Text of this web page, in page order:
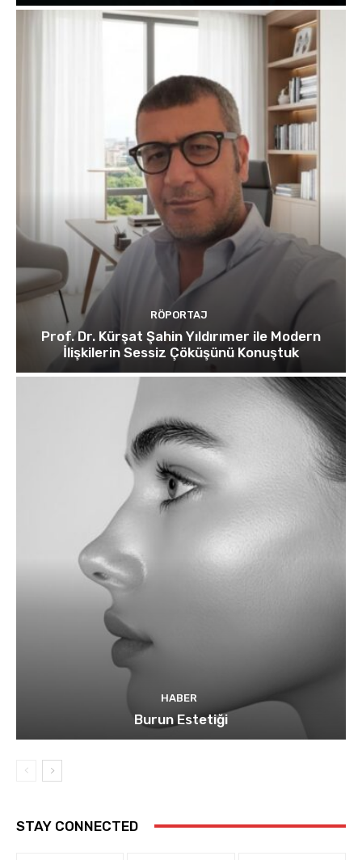
RÖPORTAJ
Prof. Dr. Kürşat Şahin Yıldırımer ile Modern
İlişkilerin Sessiz Çöküşünü Konuştuk
HABER
Burun Estetiği
STAY CONNECTED